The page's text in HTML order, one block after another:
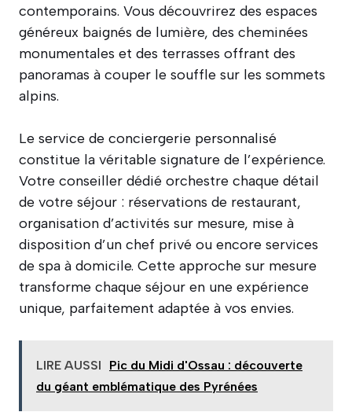
contemporains. Vous découvrirez des espaces
généreux baignés de lumière, des cheminées
monumentales et des terrasses offrant des
panoramas à couper le souffle sur les sommets
alpins.
Le service de conciergerie personnalisé
constitue la véritable signature de l’expérience.
Votre conseiller dédié orchestre chaque détail
de votre séjour : réservations de restaurant,
organisation d’activités sur mesure, mise à
disposition d’un chef privé ou encore services
de spa à domicile. Cette approche sur mesure
transforme chaque séjour en une expérience
unique, parfaitement adaptée à vos envies.
LIRE AUSSI
Pic du Midi d'Ossau : découverte
du géant emblématique des Pyrénées